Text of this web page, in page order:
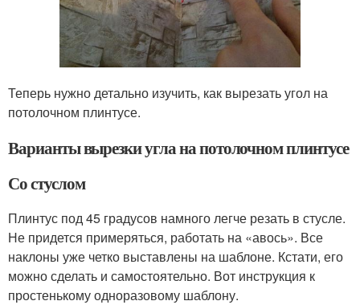
Теперь нужно детально изучить, как вырезать угол на
потолочном плинтусе.
Варианты вырезки угла на потолочном плинтусе
Со стуслом
Плинтус под 45 градусов намного легче резать в стусле.
Не придется примеряться, работать на «авось». Все
наклоны уже четко выставлены на шаблоне. Кстати, его
можно сделать и самостоятельно. Вот инструкция к
простенькому одноразовому шаблону.